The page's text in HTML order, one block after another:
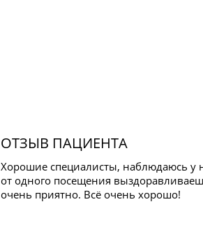
ОТЗЫВ ПАЦИЕНТА
Хорошие специалисты, наблюдаюсь у
от одного посещения
очень приятно. Всё очень хорошо!